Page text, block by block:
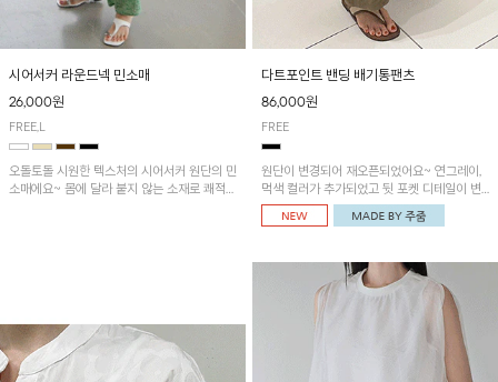
시어서커 라운드넥 민소매
26,000원
FREE,L
오돌토돌 시원한 텍스처의 시어서커 원단의 민
소매에요~ 몸에 달라 붙지 않는 소재로 쾌적하
다트포인트 밴딩 배기통팬츠
86,000원
FREE
원단이 변경되어 재오픈되었어요~ 연그레이,
먹색 컬러가 추가되었고 뒷 포켓 디테일이 변
경되었습니다~가볍고 시원하게 착용되는 배
기통팬츠! 허리밴딩과 여유로운 통으로 편안해